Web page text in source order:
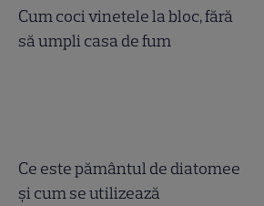
Cum coci vinetele la bloc, fără
să umpli casa de fum
Ce este pământul de diatomee
și cum se utilizează